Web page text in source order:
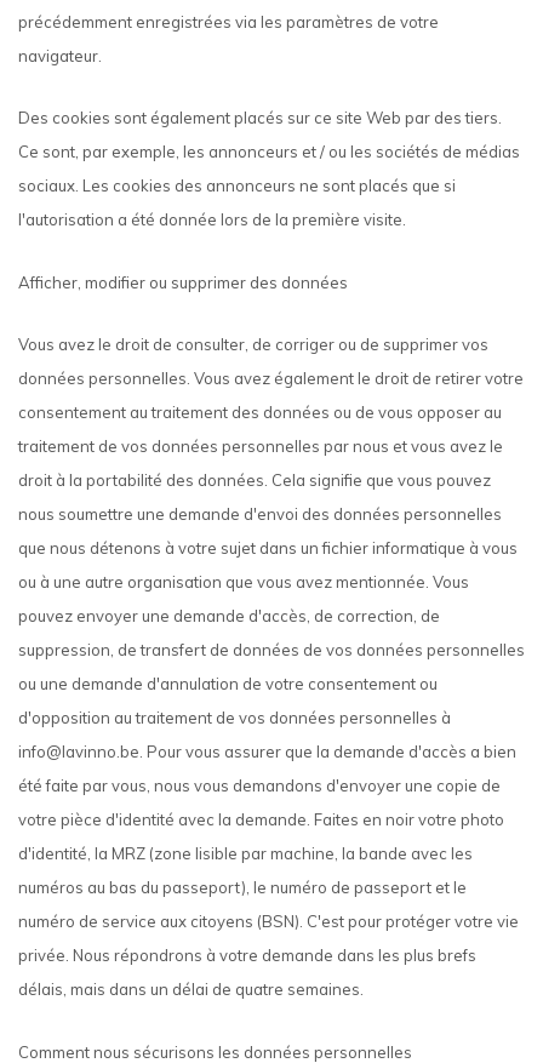
précédemment enregistrées via les paramètres de votre
navigateur.
Des cookies sont également placés sur ce site Web par des tiers.
Ce sont, par exemple, les annonceurs et / ou les sociétés de médias
sociaux. Les cookies des annonceurs ne sont placés que si
l'autorisation a été donnée lors de la première visite.
Afficher, modifier ou supprimer des données
Vous avez le droit de consulter, de corriger ou de supprimer vos
données personnelles. Vous avez également le droit de retirer votre
consentement au traitement des données ou de vous opposer au
traitement de vos données personnelles par nous et vous avez le
droit à la portabilité des données. Cela signifie que vous pouvez
nous soumettre une demande d'envoi des données personnelles
que nous détenons à votre sujet dans un fichier informatique à vous
ou à une autre organisation que vous avez mentionnée. Vous
pouvez envoyer une demande d'accès, de correction, de
suppression, de transfert de données de vos données personnelles
ou une demande d'annulation de votre consentement ou
d'opposition au traitement de vos données personnelles à
info@lavinno.be. Pour vous assurer que la demande d'accès a bien
été faite par vous, nous vous demandons d'envoyer une copie de
votre pièce d'identité avec la demande. Faites en noir votre photo
d'identité, la MRZ (zone lisible par machine, la bande avec les
numéros au bas du passeport), le numéro de passeport et le
numéro de service aux citoyens (BSN). C'est pour protéger votre vie
privée. Nous répondrons à votre demande dans les plus brefs
délais, mais dans un délai de quatre semaines.
Comment nous sécurisons les données personnelles